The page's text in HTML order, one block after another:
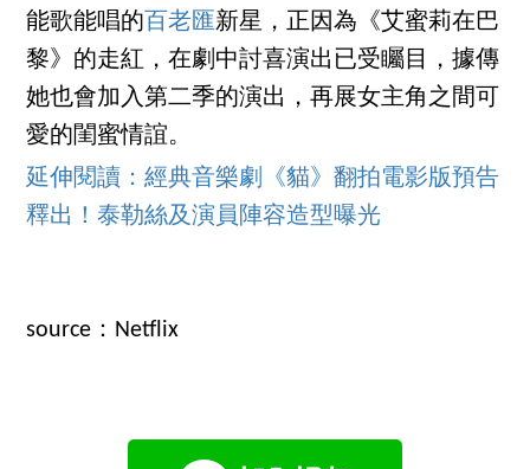
能歌能唱的 百老匯新星，正因為《艾蜜莉在巴
黎》的走紅，在劇中討喜演出已受矚目，據傳
她也會加入第二季的演出，再展女主角之間可
愛的閨蜜情誼。
延伸閱讀：經典音樂劇《貓》翻拍電影版預告
釋出！泰勒絲及演員陣容造型曝光
source：Netflix